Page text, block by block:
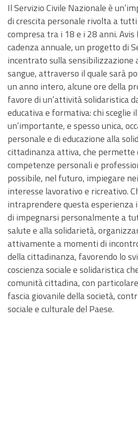
Il Servizio Civile Nazionale è
di crescita personale rivolta a
compresa tra i 18 e i 28 anni. Avis
cadenza annuale, un progetto di
incentrato sulla sensibilizzazione
sangue, attraverso il quale sarà
un anno intero, alcune ore della
favore di un’attività solidaristica
educativa e formativa: chi sceglie
un’importante, e spesso unica,
personale e di educazione alla
cittadinanza attiva, che permette
competenze personali e
possibile, nel futuro, impiegare
interesse lavorativo e ricreativo.
intraprendere questa esperienza
di impegnarsi personalmente a
salute e alla solidarietà,
attivamente a momenti di
della cittadinanza, favorendo lo
coscienza sociale e solidaristica
comunità cittadina, con
fascia giovanile della società,
sociale e culturale del Paese.